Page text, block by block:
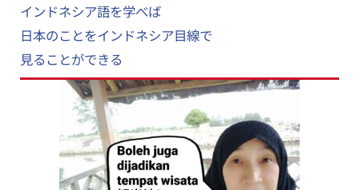
インドネシア語を学べば
日本のことをインドネシア目線で
見ることができる